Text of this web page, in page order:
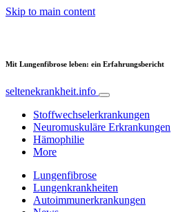
Skip to main content
Mit Lungenfibrose leben: ein Erfahrungsbericht
seltenekrankheit.info
Stoffwechselerkrankungen
Neuromuskuläre Erkrankungen
Hämophilie
More
Lungenfibrose
Lungenkrankheiten
Autoimmunerkrankungen